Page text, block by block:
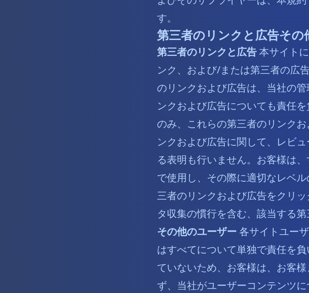
す。
第三者のリンクと広告その
第三者のリンクと広告本サイト
ンク、および/または第三者の広
のリンクおよび広告は、当社の
ンクおよび広告についても責任
のみ、これらの第三者のリンク
ンクおよび広告に関して、レビ
る表明も行いません。お客様は
で使用し、その際に適切なレベ
三者のリンクおよび広告をクリ
タ収集の慣行を含む、該当する
その他のユーザー 各サイトユー
はすべてについて単独で責任を
ていないため、お客様は、お客
ず、当社がユーザーコンテンツ